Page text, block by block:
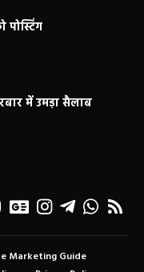
पोस्टिंग
में उमड़ा सैलाब
Marketing Guide